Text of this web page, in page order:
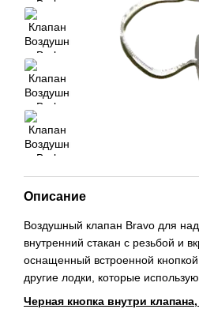
Описание
Воздушный клапан Bravo для
внутренний стакан с резьбой и
оснащенный встроенной
другие лодки, которые
Черная кнопка внутри